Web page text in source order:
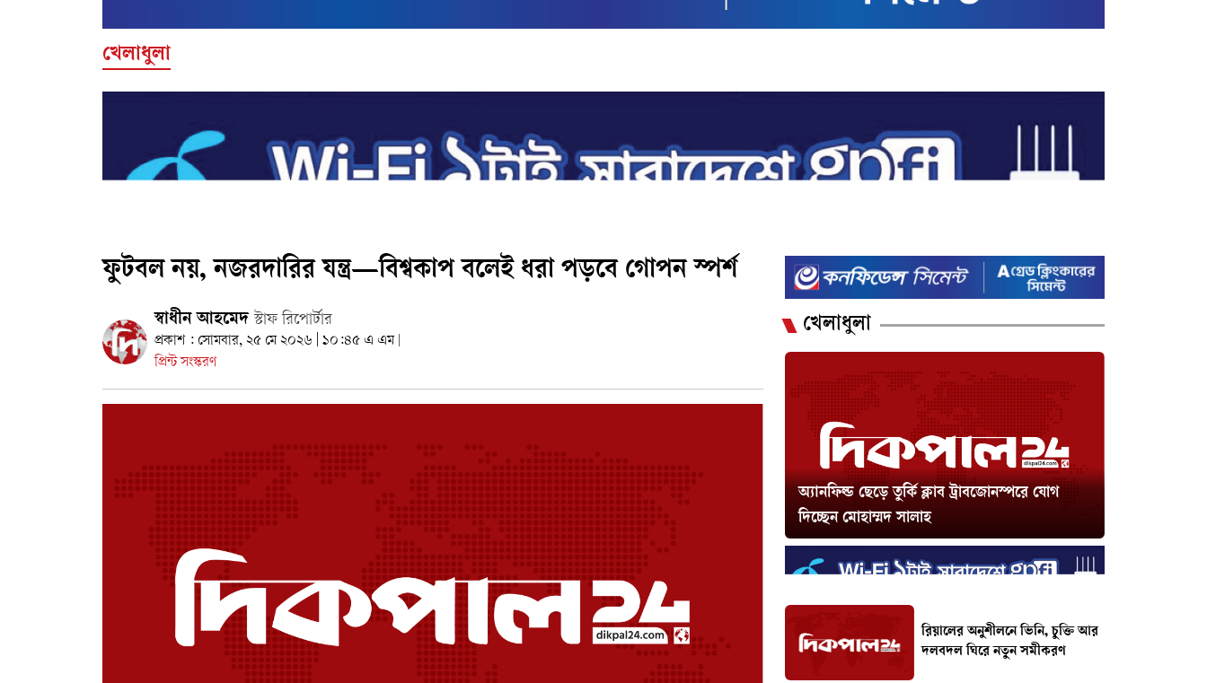
খেলাধুলা
ফুটবল নয়, নজরদারির যন্ত্র—বিশ্বকাপ বলেই ধরা পড়বে গোপন স্পর্শ
স্বাধীন আহমেদস্টাফ রিপোর্টার
প্রকাশ : সোমবার, ২৫ মে ২০২৬ | ১০:৪৫ এ এম
প্রিন্ট সংস্করণ
খেলাধুলা
অ্যানফিল্ড ছেড়ে তুর্কি ক্লাব ট্রাবজোনস্পরে যোগ
দিচ্ছেন মোহাম্মদ সালাহ
রিয়ালের অনুশীলনে ভিনি, চুক্তি আর
দলবদল ঘিরে নতুন সমীকরণ